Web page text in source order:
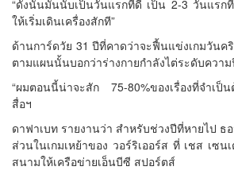
“ดังนั้นมันนับเป็นวันแรกที่ดี เป็น 2-3 วันแรก
ให้เริ่มเดินเครื่องสักที”
ด้านการ์ดวัย 31 ปีที่คาดว่าจะฟื้นแข่งเกมวัน
ตามแผนนั้นบอกว่าร่างกายกำลังไต่ระดับควา
“ผมตอนนี้น่าจะสัก 75-80%ของเรื่องที่จำเป็น
สื่อฯ
ดาฟาเบท รายงานว่า สำหรับช่วงปีที่หายไป ธ
ส่วนในเกมเหย้าของ วอร์ริเออร์ส ที่ เชส เซน
สนามให้เครือข่ายเอ็นบีซี สปอร์ตส์